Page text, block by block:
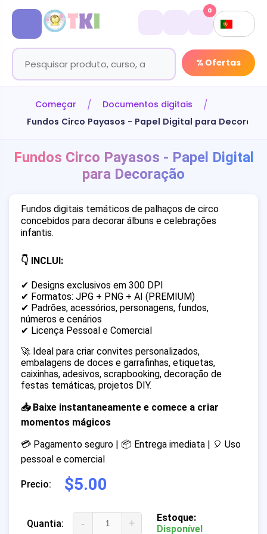
% Ofertas
0
Começar
Documentos digitais
Fundos Circo Payasos - Papel Digital para
Fundos Circo Payasos - Papel Digital
para Decoração
Fundos digitais temáticos de palhaços de circo
concebidos para decorar álbuns e celebrações
infantis.
👇 INCLUI:
✔ Designs exclusivos em 300 DPI
✔ Formatos: JPG + PNG + AI (PREMIUM)
✔ Padrões, acessórios, personagens, fundos,
números e cenários
✔ Licença Pessoal e Comercial
🚀 Ideal para criar convites personalizados,
embalagens de doces e garrafinhas, etiquetas,
caixinhas, adesivos, scrapbooking, decoração de
festas temáticas, projetos DIY.
📥 Baixe instantaneamente e comece a criar
momentos mágicos
💳 Pagamento seguro | 📦 Entrega imediata | 🎈 Uso
pessoal e comercial
Precio: $5.00
Quantia: - +
Estoque:
Disponível